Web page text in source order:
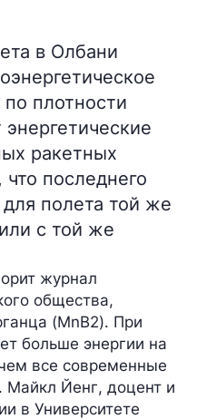
в Олбани
плотности
ракетных
что последнего
полета той же
с той же
журнал
общества,
(MnB2). При
больше энергии на
все современные
Майкл Йенг, доцент и
в Университете